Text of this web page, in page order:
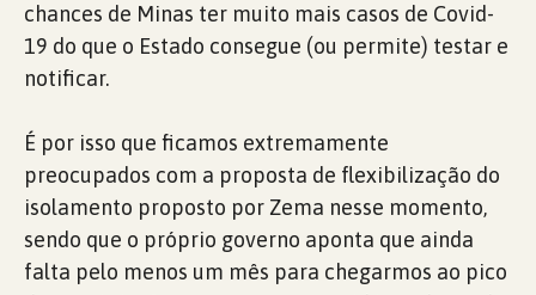
chances de Minas ter muito mais casos de Covid-
19 do que o Estado consegue (ou permite) testar e
notificar.
É por isso que ficamos extremamente
preocupados com a proposta de flexibilização do
isolamento proposto por Zema nesse momento,
sendo que o próprio governo aponta que ainda
falta pelo menos um mês para chegarmos ao pico